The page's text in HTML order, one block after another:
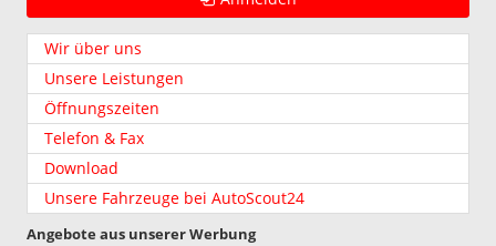
Wir über uns
Unsere Leistungen
Öffnungszeiten
Telefon & Fax
Download
Unsere Fahrzeuge bei AutoScout24
Angebote aus unserer Werbung